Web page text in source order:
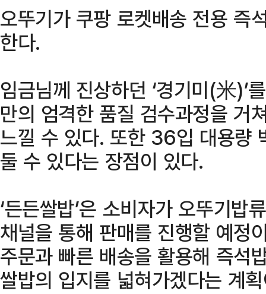
오뚜기가 쿠팡 로켓배송 전용 즉
한다.
임금님께 진상하던 ‘경기미(米)’
만의 엄격한 품질 검수과정을 거
느낄 수 있다. 또한 36입 대용량
둘 수 있다는 장점이 있다.
‘든든쌀밥’은 소비자가 오뚜기
채널을 통해 판매를 진행할 예정
주문과 빠른 배송을 활용해 즉석
쌀밥의 입지를 넓혀가겠다는 계